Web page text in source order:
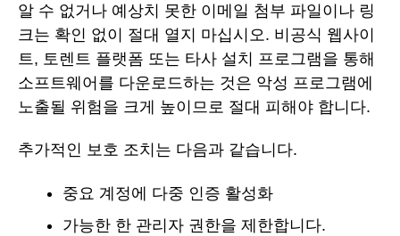
알 수 없거나 예상치 못한 이메일 첨부 파일이나 링
크는 확인 없이 절대 열지 마십시오. 비공식 웹사이
트, 토렌트 플랫폼 또는 타사 설치 프로그램을 통해
소프트웨어를 다운로드하는 것은 악성 프로그램에
노출될 위험을 크게 높이므로 절대 피해야 합니다.
추가적인 보호 조치는 다음과 같습니다.
중요 계정에 다중 인증 활성화
가능한 한 관리자 권한을 제한합니다.